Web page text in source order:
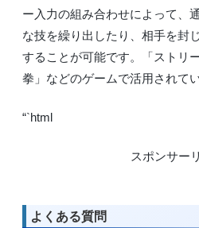
ー入力の組み合わせによって、
な技を繰り出したり、相手を封
することが可能です。「ストリ
拳」などのゲームで活用されてい
“`html
スポンサー
よくある質問